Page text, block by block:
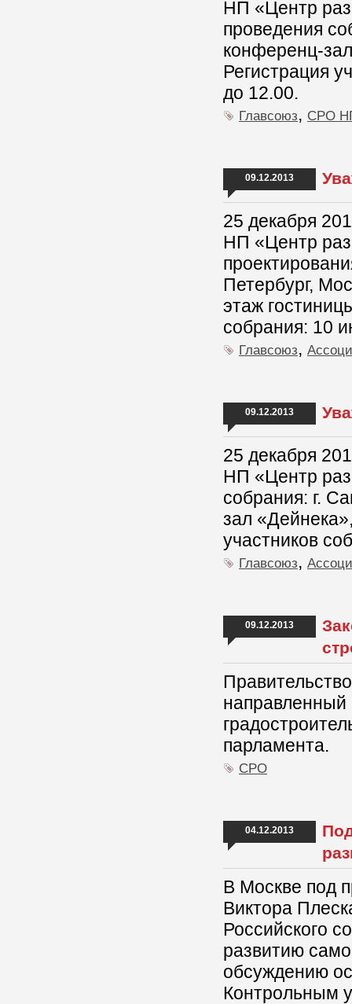
НП «Центр
проведения
конференц-
Регистрация
до 12.00.
Главсоюз, СРО
09.12.2013
25 декабря
НП «Центр
Петербург,
этаж
собрания: 10
Главсоюз,
09.12.2013
25 декабря
НП «Центр
собрания: г.
зал
участников
Главсоюз,
09.12.2013
направленный
парламента.
СРО
04.12.2013
В Москве под
Виктора
Российского
развитию
обсуждению
Контрольным